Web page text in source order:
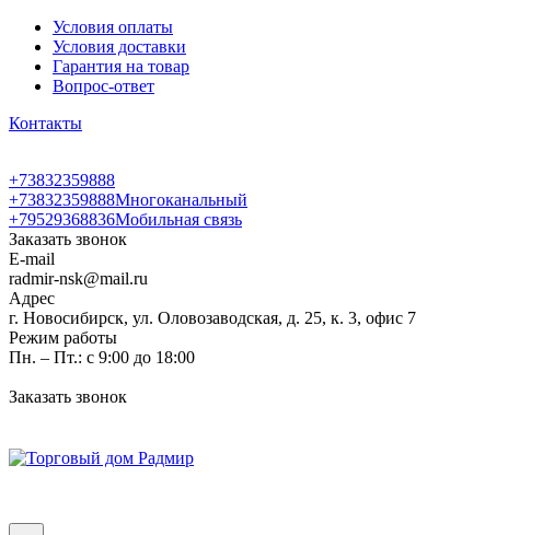
Условия оплаты
Условия доставки
Гарантия на товар
Вопрос-ответ
Контакты
+73832359888
+73832359888Многоканальный
+79529368836Мобильная связь
Заказать звонок
E-mail
radmir-nsk@mail.ru
Адрес
г. Новосибирск, ул. Оловозаводская, д. 25, к. 3, офис 7
Режим работы
Пн. – Пт.: с 9:00 до 18:00
Заказать звонок